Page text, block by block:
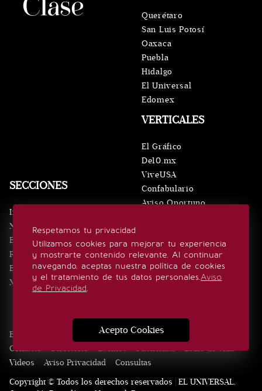
Respetamos tu privacidad
Utilizamos cookies para mejorar tu experiencia
y mostrarte contenido relevante. Al continuar
navegando, aceptas nuestra política de cookies
y el tratamiento de tus datos personales.Aviso
de Privacidad.
Acepto Cookies
SECCIONES
Inicio
Noticias
Eventos
Realeza
Estilo de vida
Minuto x Minuto
VERTICALES
El Gráfico
De10.mx
ViveUSA
Confabulario
Aviso Oportuno
Querétaro
San Luis Potosí
Oaxaca
Puebla
Hidalgo
El Universal
Edomex
SÍGUENOS
Edición Impresa Noticias Quiénes somos
Contacto
Directorio Eventos Publicidad
Estilo de vida
Videos
Aviso Privacidad
Consultas
Copyright © Todos los derechos reservados | EL UNIVERSAL,